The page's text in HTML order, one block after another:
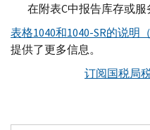
在附表C中报告库存或服
表格1040和1040-SR的说明
提供了更多信息。
订阅国税局